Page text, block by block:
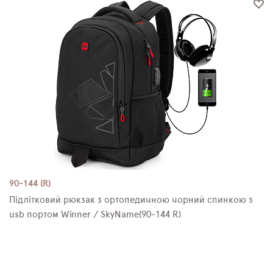
90-144 (R)
Підлітковий рюкзак з ортопедичною чорний спинкою з
usb портом Winner / SkyName(90-144 R)